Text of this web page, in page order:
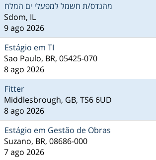
מהנדס/ת חשמל למפעלי ים המלח
Sdom, IL
9 ago 2026
Estágio em TI
Sao Paulo, BR, 05425-070
8 ago 2026
Fitter
Middlesbrough, GB, TS6 6UD
8 ago 2026
Estágio em Gestão de Obras
Suzano, BR, 08686-000
7 ago 2026